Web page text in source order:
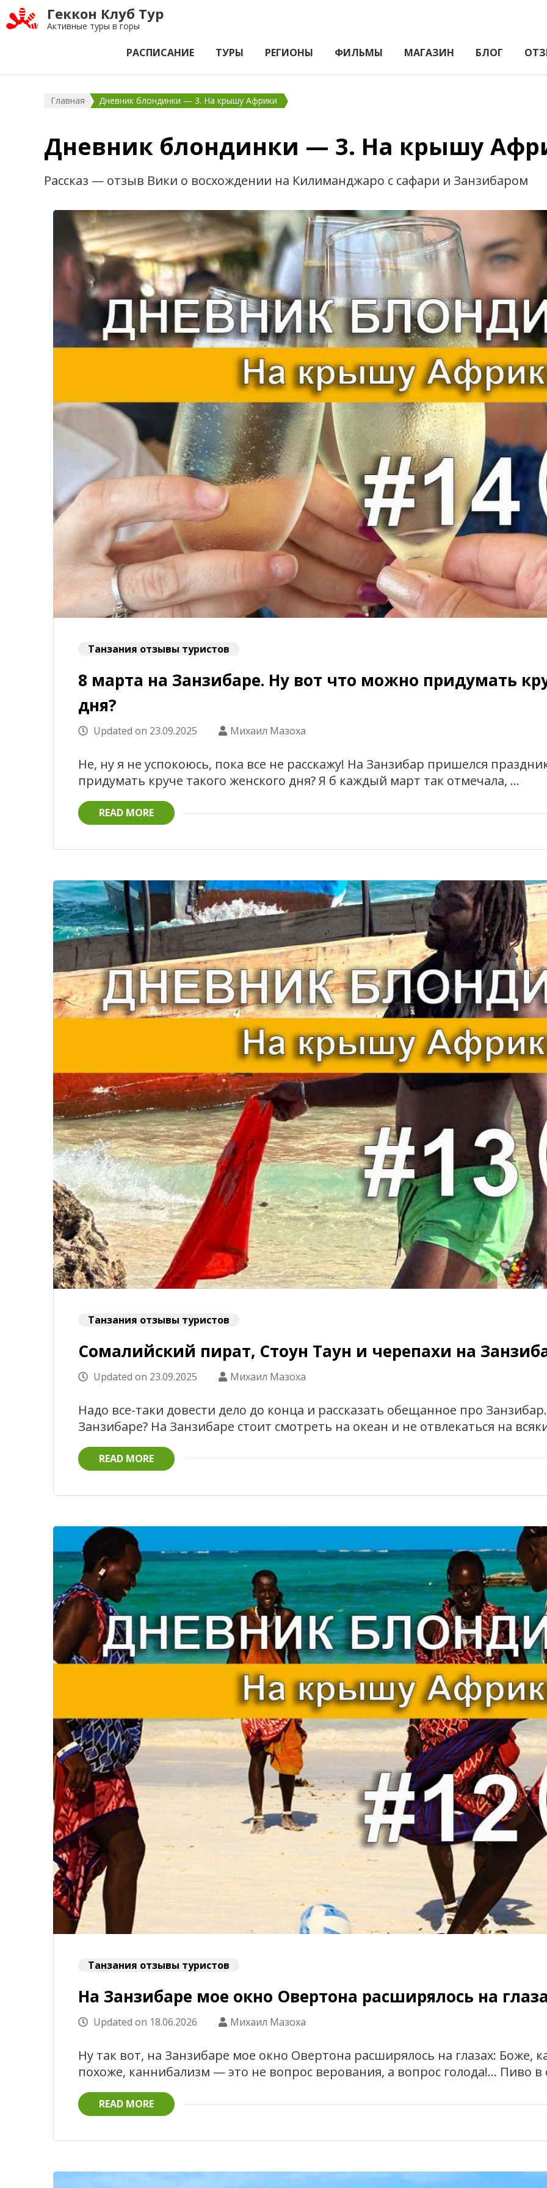
Геккон Клуб Тур
Активные туры в горы
РАСПИСАНИЕ ТУРЫ РЕГИОНЫ ФИЛЬМЫ МАГАЗИН БЛОГ
Главная Дневник блондинки — 3. На крышу Африки
Дневник блондинки — 3. На крышу
Рассказ — отзыв Вики о восхождении на Килиманджаро с сафари и Занзибаром
Танзания отзывы туристов
8 марта на Занзибаре. Ну вот что можно придумать
дня?
Updated on 23.09.2025 Михаил Мазоха
Не, ну я не успокоюсь, пока все не расскажу! На Занзибар пришелся
придумать круче такого женского дня? Я б каждый март так отмечала, …
READ MORE
Танзания отзывы туристов
Сомалийский пират, Стоун Таун и черепахи на
Updated on 23.09.2025 Михаил Мазоха
Надо все-таки довести дело до конца и рассказать обещанное про
Занзибаре? На Занзибаре стоит смотреть на океан и не отвлекаться на
READ MORE
Танзания отзывы туристов
На Занзибаре мое окно Овертона расширялось на
Updated on 18.06.2026 Михаил Мазоха
Ну так вот, на Занзибаре мое окно Овертона расширялось на глазах: Боже,
похоже, каннибализм — это не вопрос верования, а вопрос голода!… Пиво
READ MORE